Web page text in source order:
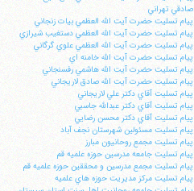
صادقي تهراني
پيام تسليت حضرت آيت الله العظمي بيات زنجاني
پيام تسليت حضرت آيت الله العظمي دستغيب شيرازي
پيام تسليت حضرت آيت الله العظمي علوي گرگاني
پيام تسليت حضرت آيت الله خامنه اي
پيام تسليت حضرت آيت الله هاشمي رفسنجاني
پيام تسليت حضرت آيت الله صادق لاريجاني
پيام تسليت آقاي دكتر علي لاريجاني
پيام تسليت آقاي دكتر عبدالله جاسبي
پيام تسليت آقاي دكتر محسن رضايي
پيام تسليت مسئولين شهرستان نجف آباد
پيام تسليت مجمع روحانيون مبارز
پيام تسليت جامعه مدرسين حوزه علميه قم
پيام تسليت مجمع مدرسين و محققين حوزه علميه قم
پيام تسليت مركز مديريت حوزه هاي علميه